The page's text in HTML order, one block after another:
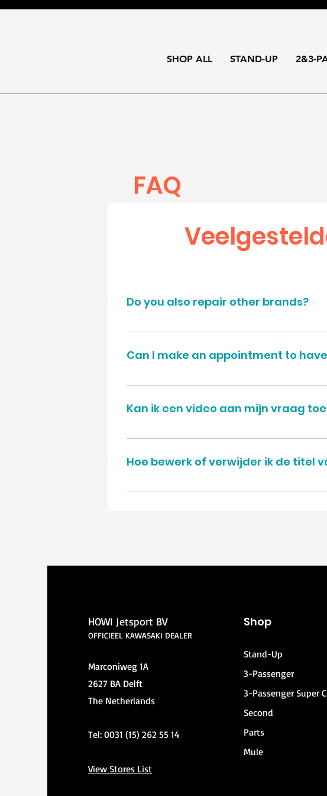
FAQ
Do you also repair other brands?
Yes we do
Can I make an appointment to
Yes, we are open from Monday till Fryday. And
Kan ik een video aan mijn vraag
Ja! Gebruikers kunnen zonder moeite video's
voor de video en voeg de koppeling van
Hoe bewerk of verwijder ik de titel
U kunt de titel van de veelgestelde vragen
SHOP ALL STAND-UP 2&3-
HOWI Jetsport BV
OFFICIEEL KAWASAKI DEALER
Marconiweg 1A
2627 BA Delft
The Netherlands
Tel: 0031 (15) 262 55 14
View Stores List
Shop
Stand-Up
3-Passenger
3-Passenger Super
Second
Parts
Mule